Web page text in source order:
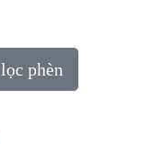
lọc phèn